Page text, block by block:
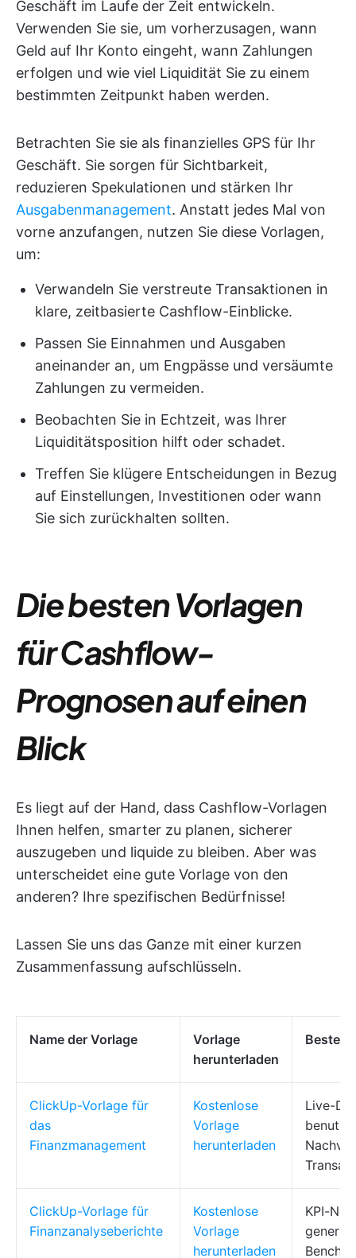
Geschäft im Laufe der Zeit entwickeln.
Verwenden Sie sie, um vorherzusagen, wann
Geld auf Ihr Konto eingeht, wann Zahlungen
erfolgen und wie viel Liquidität Sie zu einem
bestimmten Zeitpunkt haben werden.
Betrachten Sie sie als finanzielles GPS für Ihr
Geschäft. Sie sorgen für Sichtbarkeit,
reduzieren Spekulationen und stärken Ihr
Ausgabenmanagement. Anstatt jedes Mal von
vorne anzufangen, nutzen Sie diese Vorlagen,
um:
Verwandeln Sie verstreute Transaktionen in
klare, zeitbasierte Cashflow-Einblicke.
Passen Sie Einnahmen und Ausgaben
aneinander an, um Engpässe und versäumte
Zahlungen zu vermeiden.
Beobachten Sie in Echtzeit, was Ihrer
Liquiditätsposition hilft oder schadet.
Treffen Sie klügere Entscheidungen in Bezug
auf Einstellungen, Investitionen oder wann
Sie sich zurückhalten sollten.
Die besten Vorlagen
für Cashflow-
Prognosen auf einen
Blick
Es liegt auf der Hand, dass Cashflow-Vorlagen
Ihnen helfen, smarter zu planen, sicherer
auszugeben und liquide zu bleiben. Aber was
unterscheidet eine gute Vorlage von den
anderen? Ihre spezifischen Bedürfnisse!
Lassen Sie uns das Ganze mit einer kurzen
Zusammenfassung aufschlüsseln.
Name der Vorlage
Vorlage
herunterladen
Beste
ClickUp-Vorlage für
das
Finanzmanagement
Kostenlose
Vorlage
herunterladen
Live-
ClickUp-Vorlage für
Finanzanalyseberichte
Kostenlose
Vorlage
herunterladen
KPI-